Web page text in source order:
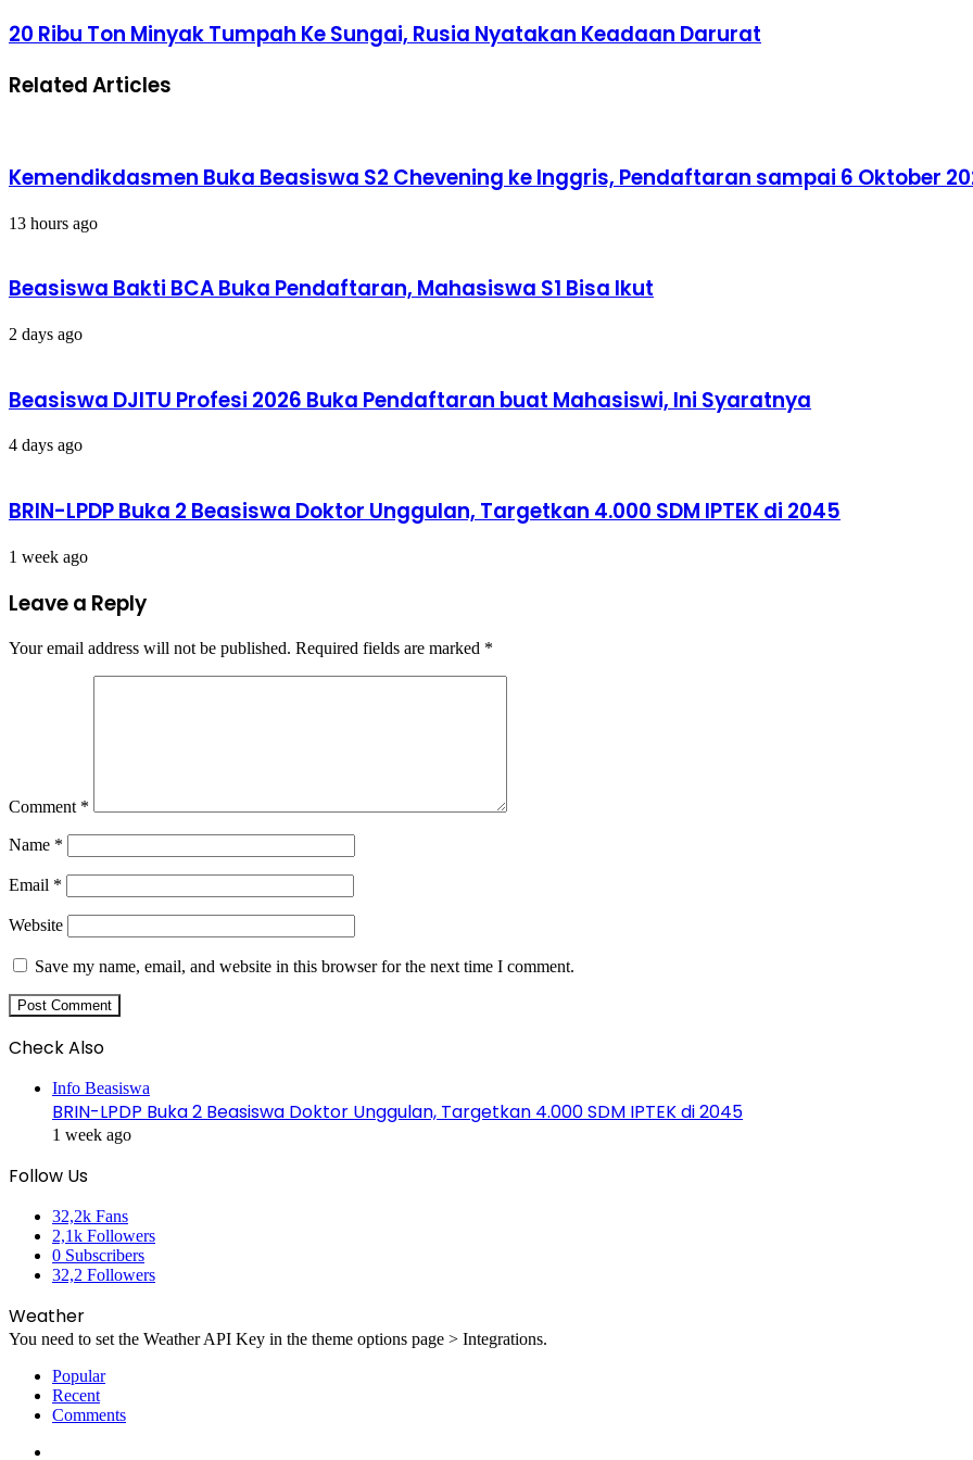
Diprediksi
Bulan
20
Ribu
Minyak
Nyatakan
Darurat
20 Ribu Ton Minyak Tumpah Ke Sungai, Rusia Nyatakan Keadaan Darurat
Related Articles
Kemendikdasmen Buka Beasiswa S2 Chevening ke Inggris, Pendaftaran sampai 6 Oktober
13 hours ago
Beasiswa Bakti BCA Buka Pendaftaran, Mahasiswa S1 Bisa Ikut
2 days ago
Beasiswa DJITU Profesi 2026 Buka Pendaftaran buat Mahasiswi, Ini Syaratnya
4 days ago
BRIN-LPDP Buka 2 Beasiswa Doktor Unggulan, Targetkan 4.000 SDM IPTEK di 2045
1 week ago
Leave a Reply
Your email address will not be published. Required fields are marked *
Comment *
Name *
Email *
Website
Save my name, email, and website in this browser for the next time I comment.
Check Also
Info Beasiswa
BRIN-LPDP Buka 2 Beasiswa Doktor Unggulan, Targetkan 4.000 SDM IPTEK di 2045
1 week ago
Follow Us
32,2k Fans
2,1k Followers
0 Subscribers
32,2 Followers
Weather
You need to set the Weather API Key in the theme options page > Integrations.
Popular
Recent
Comments